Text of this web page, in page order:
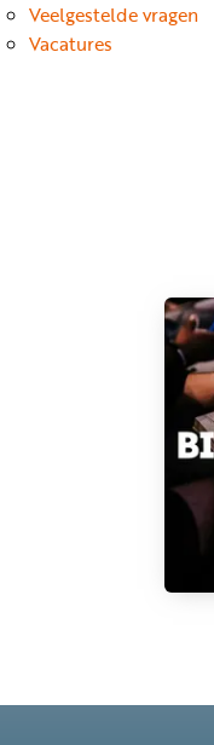
Veelgestelde vragen
Vacatures